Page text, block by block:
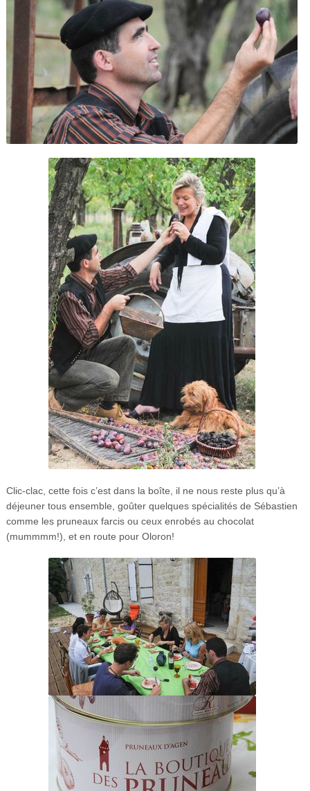
Clic-clac, cette fois c’est dans la boîte, il ne nous reste plus qu’à
déjeuner tous ensemble, goûter quelques spécialités de Sébastien
comme les pruneaux farcis ou ceux enrobés au chocolat
(mummmm!), et en route pour Oloron!